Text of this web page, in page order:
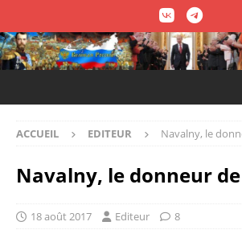
ACCUEIL EDITEUR Navalny, le
Navalny, le donneur
18 août 2017 Editeur 8